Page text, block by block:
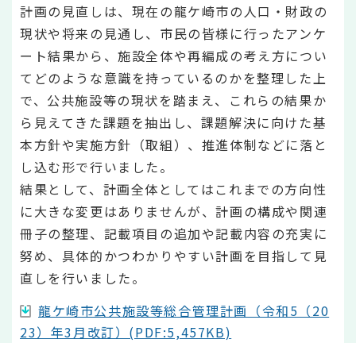
計画の見直しは、現在の龍ケ崎市の人口・財政の
現状や将来の見通し、市民の皆様に行ったアンケ
ート結果から、施設全体や再編成の考え方につい
てどのような意識を持っているのかを整理した上
で、公共施設等の現状を踏まえ、これらの結果か
ら見えてきた課題を抽出し、課題解決に向けた基
本方針や実施方針（取組）、推進体制などに落と
し込む形で行いました。
結果として、計画全体としてはこれまでの方向性
に大きな変更はありませんが、計画の構成や関連
冊子の整理、記載項目の追加や記載内容の充実に
努め、具体的かつわかりやすい計画を目指して見
直しを行いました。
龍ケ崎市公共施設等総合管理計画（令和5（20
23）年3月改訂）(PDF:5,457KB)